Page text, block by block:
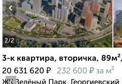
2/2
‹
3-к квартира, вторичка,
20 631 620 ₽ 232 600 ₽ за м²
ЖК Зелёный Парк, Георгиевский